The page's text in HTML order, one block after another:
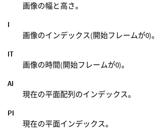
画像の幅と高さ。
I
画像のインデックス(開始フレームが0)。
IT
画像の時間(開始フレームが0)。
AI
現在の平面配列のインデックス。
PI
現在の平面インデックス。